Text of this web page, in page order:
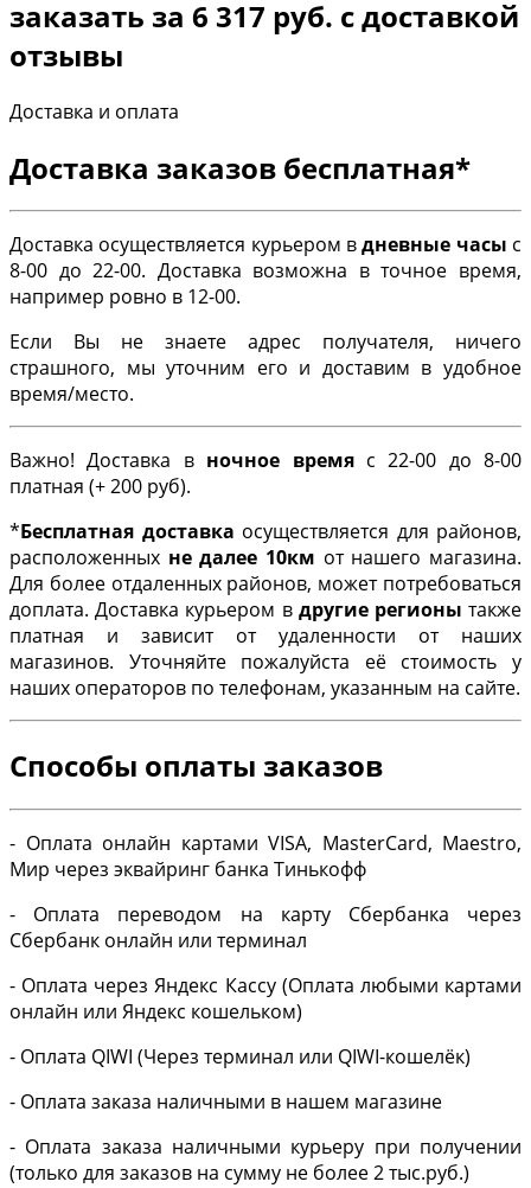
заказать за 6 317 руб. с доставкой
отзывы
Доставка и оплата
Доставка заказов бесплатная*
Доставка осуществляется курьером вдневные часы с
8-00 до 22-00. Доставка возможна в точное время,
например ровно в 12-00.
Если Вы не знаете адрес получателя, ничего
страшного, мы уточним его и доставим в удобное
время/место.
Важно! Доставка в ночное времяс 22-00 до 8-00
платная (+ 200 руб).
*Бесплатная доставка осуществляется для районов,
расположенных не далее 10км от нашего магазина.
Для более отдаленных районов, может потребоваться
доплата. Доставка курьером в другие регионы также
платная и зависит от удаленности от наших
магазинов. Уточняйте пожалуйста её стоимость у
наших операторов по телефонам, указанным на сайте.
Способы оплаты заказов
- Оплата онлайн картами VISA, MasterCard, Maestro,
Мир через эквайринг банка Тинькофф
- Оплата переводом на карту Сбербанка через
Сбербанк онлайн или терминал
- Оплата через Яндекс Кассу (Оплата любыми картами
онлайн или Яндекс кошельком)
- Оплата QIWI (Через терминал или QIWI-кошелёк)
- Оплата заказа наличными в нашем магазине
- Оплата заказа наличными курьеру при получении
(только для заказов на сумму не более 2 тыс.руб.)